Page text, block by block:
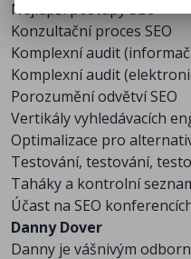
Nejlepší postupy SEO
Konzultační proces SEO
Komplexní audit
Komplexní audit
Porozumění odvětví SEO
Vertikály vyhledávacích
Optimalizace pro
Testování, testování,
Taháky a kontrolní
Účast na SEO
Danny Dover
Danny je vášnivým